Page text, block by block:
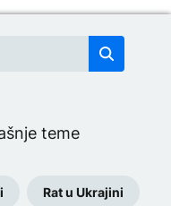
teme
Rat u Ukrajini